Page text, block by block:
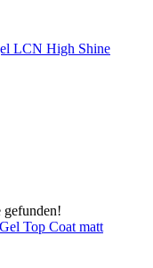
LCN High Shine
gefunden!
Top Coat matt